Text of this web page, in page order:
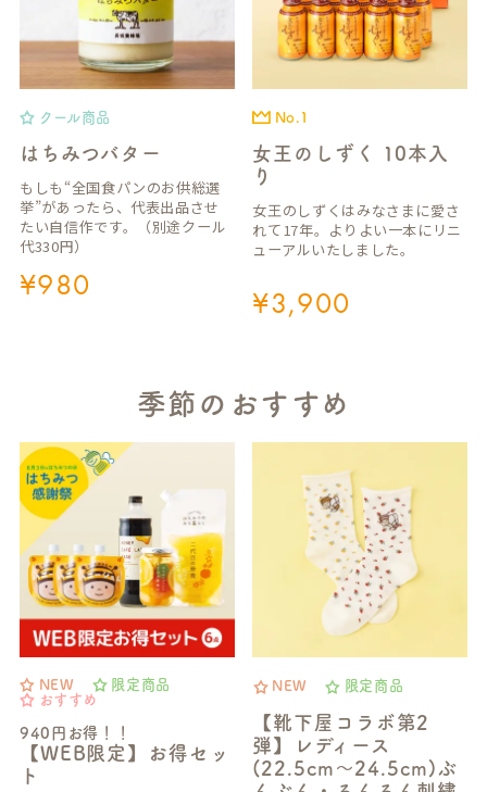
クール商品
はちみつバター
もしも“全国食パンのお供総選
挙”があったら、代表出品させ
たい自信作です。（別途クール
代330円）
¥980
No.1
女王のしずく 10本入
り
女王のしずくはみなさまに愛さ
れて17年。よりよい一本にリニ
ューアルいたしました。
¥3,900
季節のおすすめ
NEW
限定商品
おすすめ
940円お得！！
【WEB限定】お得セッ
ト
NEW 限定商品
【靴下屋コラボ第2
弾】レディース
(22.5cm～24.5cm)ぶ